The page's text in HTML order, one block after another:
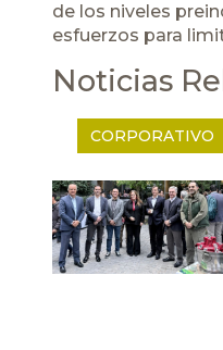
de los niveles
esfuerzos para
Noticias
CORPORATIVO